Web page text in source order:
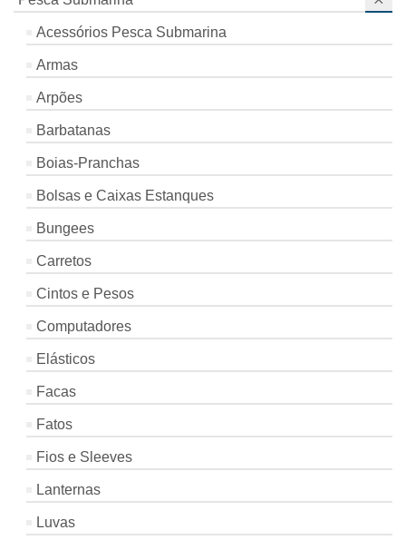
Acessórios Pesca Submarina
Armas
Arpões
Barbatanas
Boias-Pranchas
Bolsas e Caixas Estanques
Bungees
Carretos
Cintos e Pesos
Computadores
Elásticos
Facas
Fatos
Fios e Sleeves
Lanternas
Luvas